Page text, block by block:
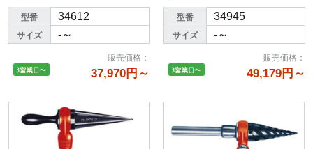
型番 34612
サイズ -～
販売価格 ：
37,970円～
型番 34945
サイズ -～
販売価格 ：
49,179円～